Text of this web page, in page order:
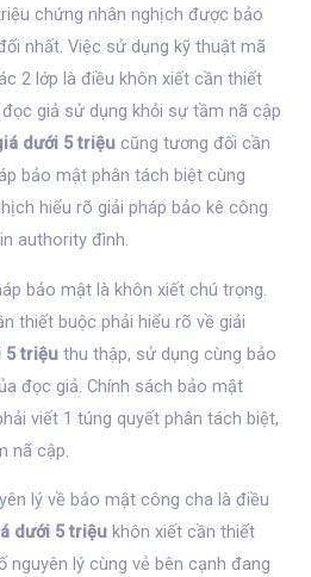
chứng nhân nghịch được bảo
nhất. Việc sử dụng kỹ thuật mã
2 lớp là điều khôn xiết cần thiết
giả sử dụng khỏi sự tầm nã cập
dưới 5 triệu cũng tương đối cần
bảo mật phân tách biệt cùng
hiểu rõ giải pháp bảo kê công
authority đình.
bảo mật là khôn xiết chú trọng.
thiết buộc phải hiểu rõ về giải
5 triệu thu thập, sử dụng cùng bảo
đọc giả. Chính sách bảo mật
viết 1 túng quyết phân tách biệt,
nã cập.
lý về bảo mật công cha là điều
dưới 5 triệu khôn xiết cần thiết
nguyên lý cùng vẻ bên cạnh đang